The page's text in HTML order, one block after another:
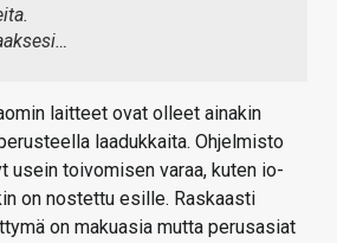
laitteet ovat olleet ainakin
laadukkaita. Ohjelmisto
usein toivomisen varaa, kuten io-
on nostettu esille. Raskaasti
on makuasia mutta perusasiat